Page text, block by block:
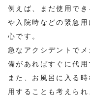
例えば、まだ使用で
や入院時などの緊急
心です。
急なアクシデントで
備があればすぐに代用
また、お風呂に入る
用することも考えられ